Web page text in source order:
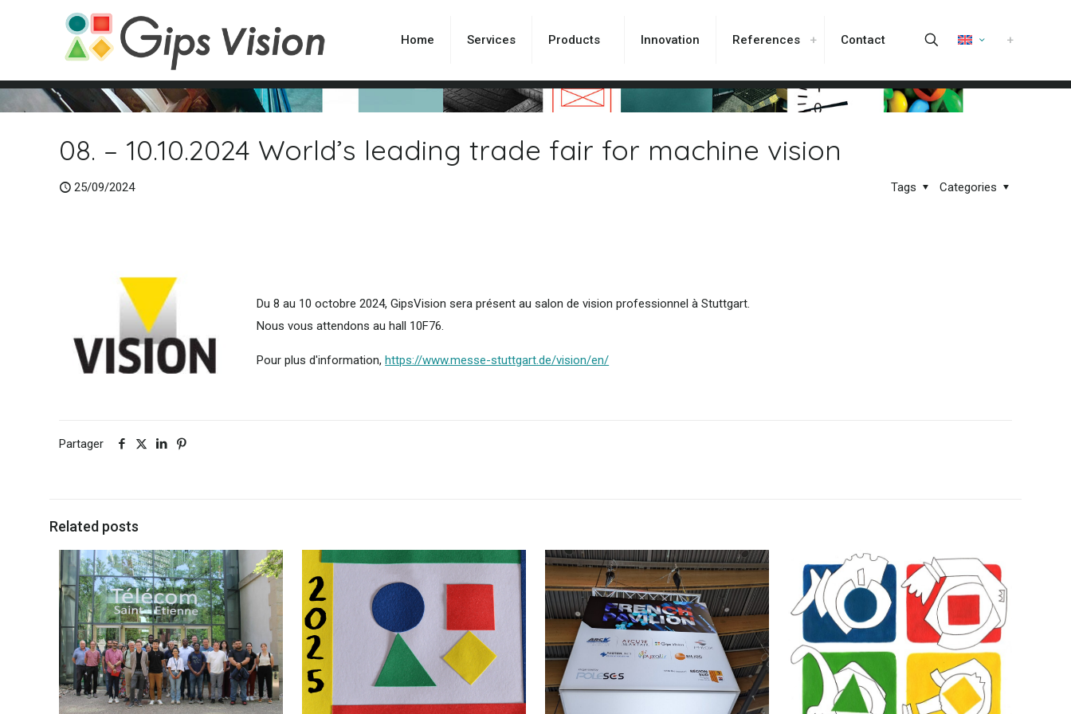
Home Services Products Innovation References Contact
08. – 10.10.2024 World’s leading trade fair for machine vision
25/09/2024 Categories
Tags
Du 8 au 10 octobre 2024, GipsVision sera présent au salon de vision professionnel à Stuttgart.
Nous vous attendons au hall 10F76.
Pour plus d'information,https://www.messe-stuttgart.de/vision/en/
Partager
Related posts